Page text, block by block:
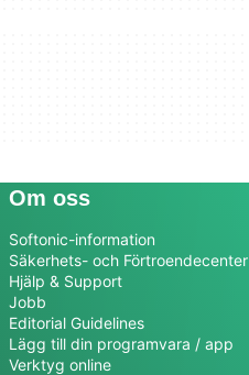
Om oss
Softonic-information
Säkerhets- och Förtroendecenter
Hjälp & Support
Jobb
Editorial Guidelines
Lägg till din programvara / app
Verktyg online